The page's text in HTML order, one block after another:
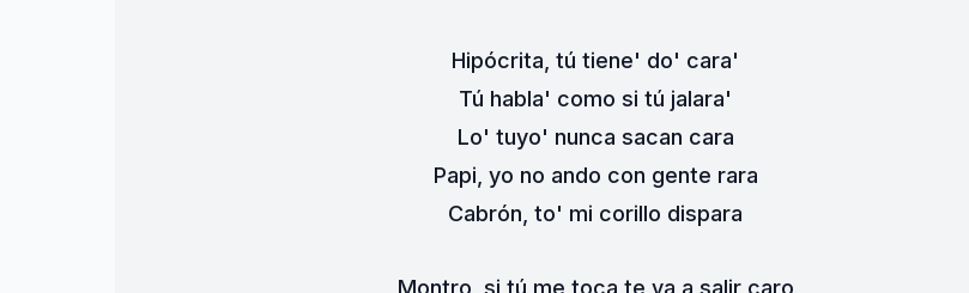
Hipócrita, tú tiene' do' cara'
Tú habla' como si tú jalara'
Lo' tuyo' nunca sacan cara
Papi, yo no ando con gente rara
Cabrón, to' mi corillo dispara
Montro, si tú me toca te va a salir caro